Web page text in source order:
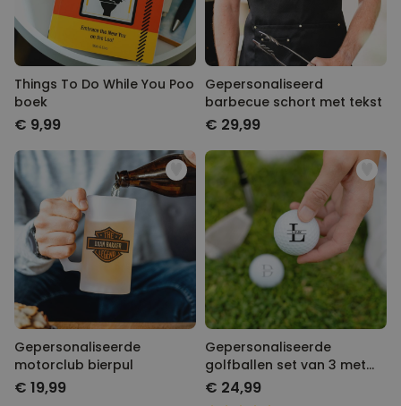
Things To Do While You Poo
boek
€ 9,99
Gepersonaliseerd barbecue
schort met tekst
€ 29,99
Gepersonaliseerde motorclub
bierpul
€ 19,99
Gepersonaliseerde golfballen
set van 3 met monogram
€ 24,99